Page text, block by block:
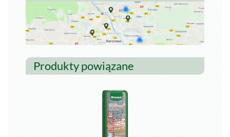
Produkty powiązane